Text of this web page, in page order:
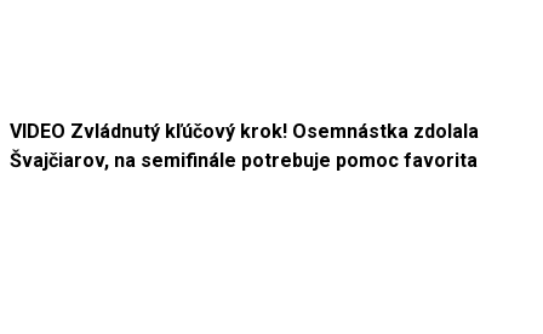
VIDEO Zvládnutý kľúčový krok! Osemnástka zdolala
Švajčiarov, na semifinále potrebuje pomoc favorita